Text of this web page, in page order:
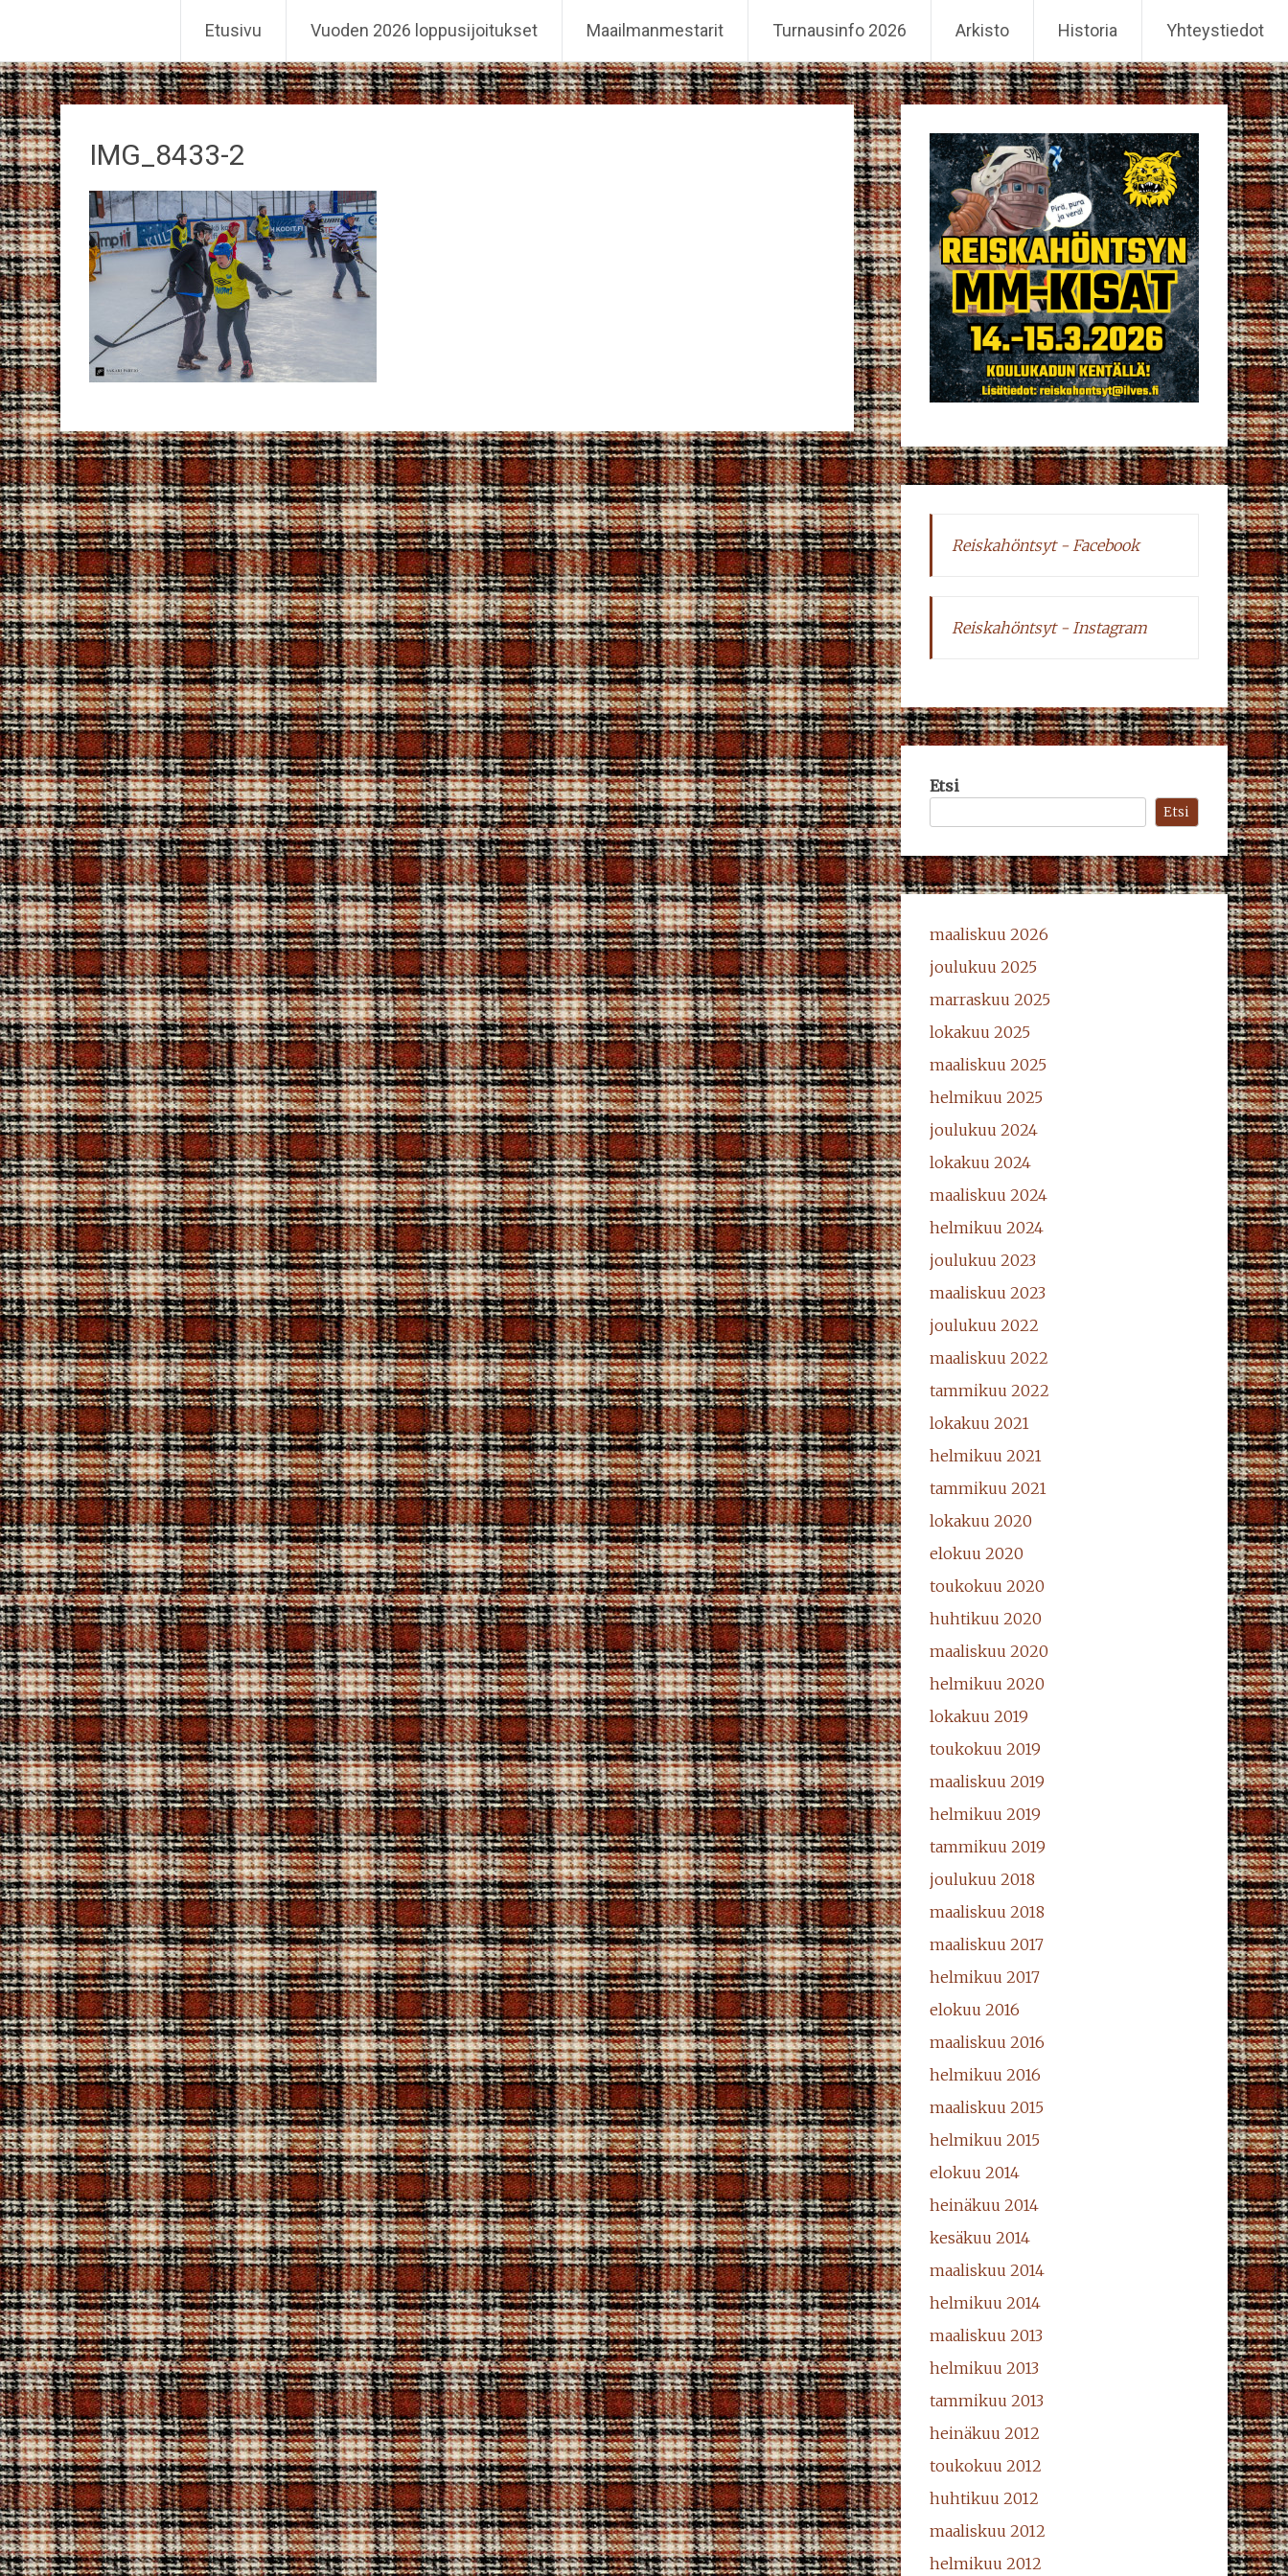
Skip
to
content
Reiskahöntsyn MM-kisat
Etusivu Vuoden 2026 loppusijoitukset Maailmanmestarit Turnausinfo 2026 Arkisto Historia Yhteystiedot
IMG_8433-2
Reiskahöntsyt - Facebook
Reiskahöntsyt - Instagram
Etsi
Etsi
maaliskuu 2026
joulukuu 2025
marraskuu 2025
lokakuu 2025
maaliskuu 2025
helmikuu 2025
joulukuu 2024
lokakuu 2024
maaliskuu 2024
helmikuu 2024
joulukuu 2023
maaliskuu 2023
joulukuu 2022
maaliskuu 2022
tammikuu 2022
lokakuu 2021
helmikuu 2021
tammikuu 2021
lokakuu 2020
elokuu 2020
toukokuu 2020
huhtikuu 2020
maaliskuu 2020
helmikuu 2020
lokakuu 2019
toukokuu 2019
maaliskuu 2019
helmikuu 2019
tammikuu 2019
joulukuu 2018
maaliskuu 2018
maaliskuu 2017
helmikuu 2017
elokuu 2016
maaliskuu 2016
helmikuu 2016
maaliskuu 2015
helmikuu 2015
elokuu 2014
heinäkuu 2014
kesäkuu 2014
maaliskuu 2014
helmikuu 2014
maaliskuu 2013
helmikuu 2013
tammikuu 2013
heinäkuu 2012
toukokuu 2012
huhtikuu 2012
maaliskuu 2012
helmikuu 2012